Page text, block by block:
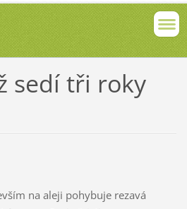
sedí tři roky
na aleji pohybuje rezavá